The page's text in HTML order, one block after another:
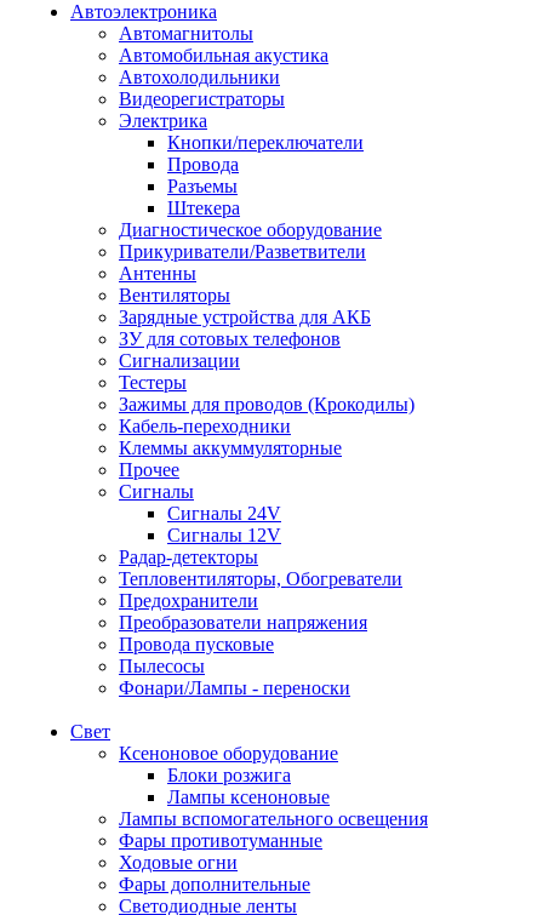
Автоэлектроника
Автомагнитолы
Автомобильная акустика
Автохолодильники
Видеорегистраторы
Электрика
Кнопки/переключатели
Провода
Разъемы
Штекера
Диагностическое оборудование
Прикуриватели/Разветвители
Антенны
Вентиляторы
Зарядные устройства для АКБ
ЗУ для сотовых телефонов
Сигнализации
Тестеры
Зажимы для проводов (Крокодилы)
Кабель-переходники
Клеммы аккуммуляторные
Прочее
Сигналы
Сигналы 24V
Сигналы 12V
Радар-детекторы
Тепловентиляторы, Обогреватели
Предохранители
Преобразователи напряжения
Провода пусковые
Пылесосы
Фонари/Лампы - переноски
Свет
Ксеноновое оборудование
Блоки розжига
Лампы ксеноновые
Лампы вспомогательного освещения
Фары противотуманные
Ходовые огни
Фары дополнительные
Светодиодные ленты